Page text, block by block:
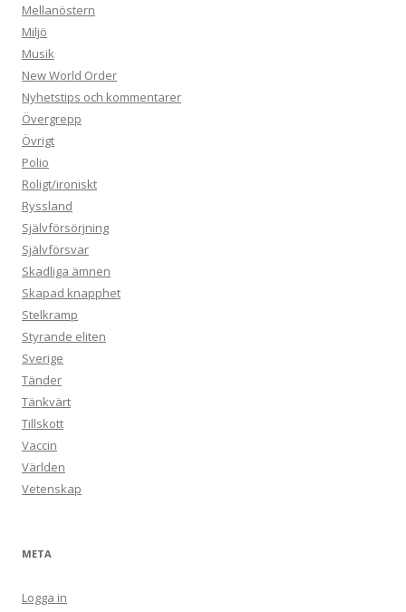
Mellanöstern
Miljö
Musik
New World Order
Nyhetstips och kommentarer
Övergrepp
Övrigt
Polio
Roligt/ironiskt
Ryssland
Självförsörjning
Självförsvar
Skadliga ämnen
Skapad knapphet
Stelkramp
Styrande eliten
Sverige
Tänder
Tänkvärt
Tillskott
Vaccin
Världen
Vetenskap
META
Logga in